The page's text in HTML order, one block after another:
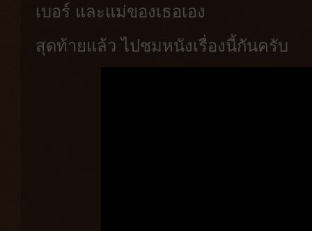
เบอร์ และแม่ของเธอเอง
สุดท้ายแล้ว ไปชมหนังเรื่องนี้กันครับ